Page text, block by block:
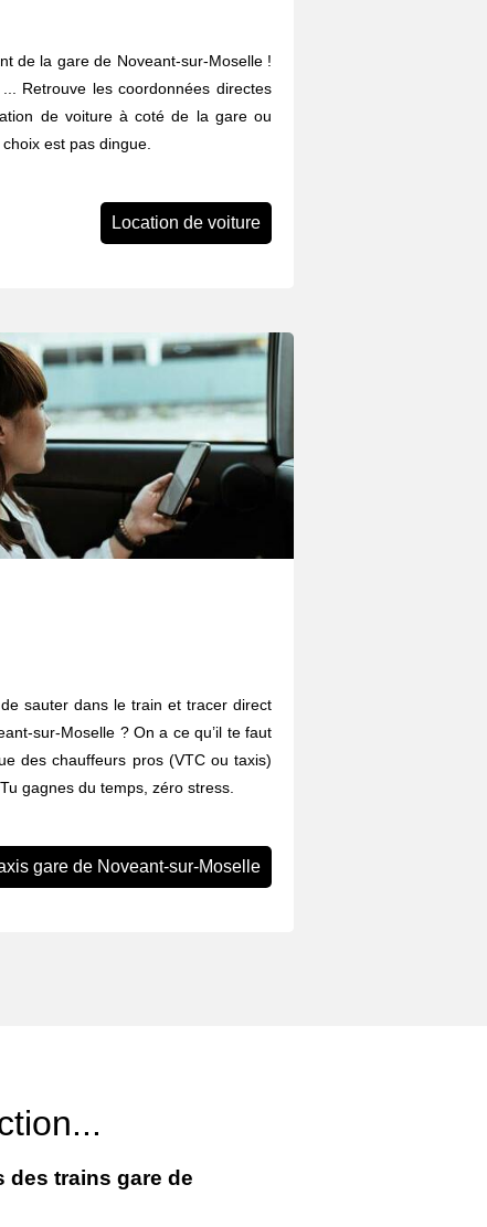
de la gare de Noveant-sur-Moselle !
Retrouve les coordonnées directes
de voiture à coté de la gare ou
est pas dingue.
Location de voiture
sauter dans le train et tracer direct
sur-Moselle ? On a ce qu’il te faut
des chauffeurs pros (VTC ou taxis)
gagnes du temps, zéro stress.
gare de Noveant-sur-Moselle
des trains gare de